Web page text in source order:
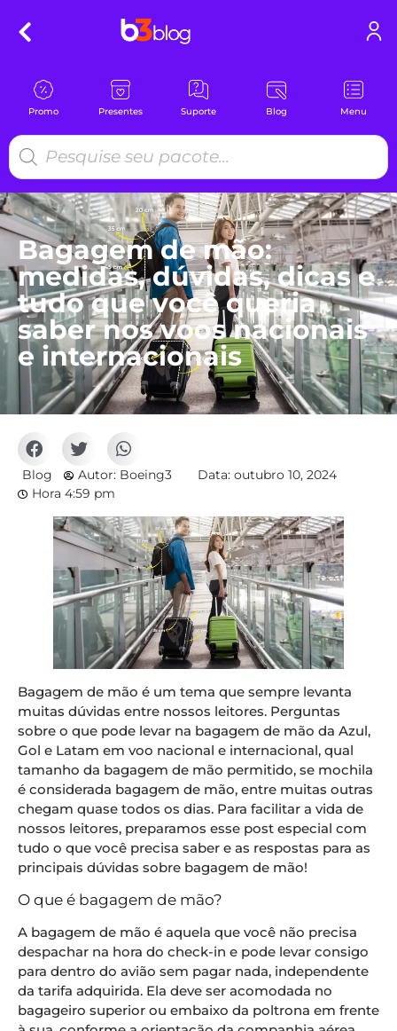
Promo Presentes Suporte Blog Menu
Bagagem de mão:
medidas, dúvidas, dicas e
tudo que você queria
saber nos voos nacionais
e internacionais
Blog Autor: Boeing3 Data: outubro 10, 2024
Hora 4:59 pm
Bagagem de mão é um tema que sempre levanta
muitas dúvidas entre nossos leitores. Perguntas
sobre o que pode levar na bagagem de mão da Azul,
Gol e Latam em voo nacional e internacional, qual
tamanho da bagagem de mão permitido, se mochila
é considerada bagagem de mão, entre muitas outras
chegam quase todos os dias. Para facilitar a vida de
nossos leitores, preparamos esse post especial com
tudo o que você precisa saber e as respostas para as
principais dúvidas sobre bagagem de mão!
O que é bagagem de mão?
A bagagem de mão é aquela que você não precisa
despachar na hora do check-in e pode levar consigo
para dentro do avião sem pagar nada, independente
da tarifa adquirida. Ela deve ser acomodada no
bagageiro superior ou embaixo da poltrona em frente